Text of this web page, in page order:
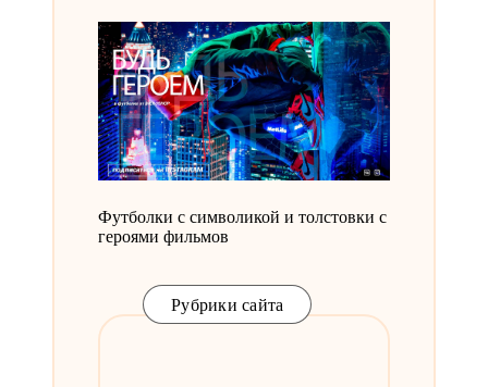
Футболки с символикой и толстовки с
героями фильмов
Рубрики сайта